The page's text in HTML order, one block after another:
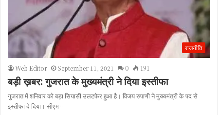
राजनीति
Web Editor September 11, 2021 0 191
बड़ी ख़बर: गुजरात के मुख्यमंत्री ने दिया इस्तीफा
गुजरात में शनिवार को बड़ा सियासी उलटफेर हुआ है। विजय रुपाणी ने मुख्यमंत्री के पद से
इस्तीफा दे दिया। सीएम…